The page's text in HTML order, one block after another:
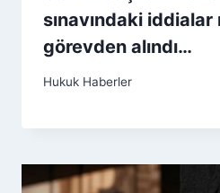
sınavındaki
görevden alındı…
Hukuk Haberler